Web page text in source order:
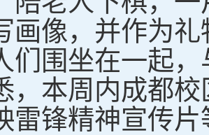
画像，并作为
们围坐在一起
本周内成都校
雷锋精神宣传片